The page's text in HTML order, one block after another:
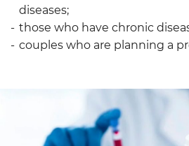
diseases;
those who have chronic
couples who are planning a